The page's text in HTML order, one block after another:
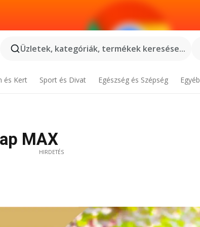
Üzletek, kategóriák, termékek keresése...
és Kert Sport és Divat Egészség és Szépség Egyéb
MAX
HIRDETÉS